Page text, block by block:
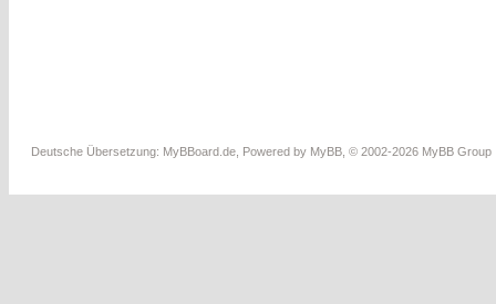
Deutsche Übersetzung: MyBBoard.de , Powered by MyBB , © 2002-2026 MyBB Group